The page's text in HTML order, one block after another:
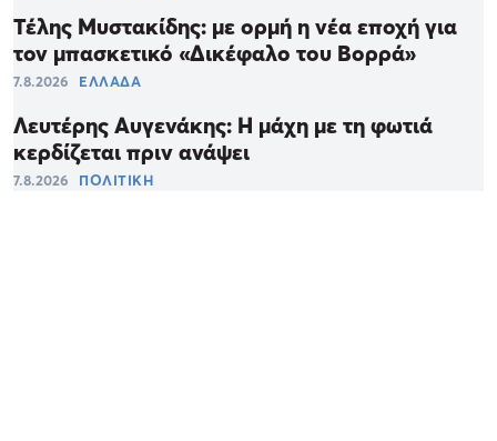
Τέλης Μυστακίδης: με ορμή η νέα εποχή για
τον μπασκετικό «Δικέφαλο του Βορρά»
7.8.2026 ΕΛΛΑΔΑ
Λευτέρης Αυγενάκης: Η μάχη με τη φωτιά
κερδίζεται πριν ανάψει
7.8.2026 ΠΟΛΙΤΙΚΗ